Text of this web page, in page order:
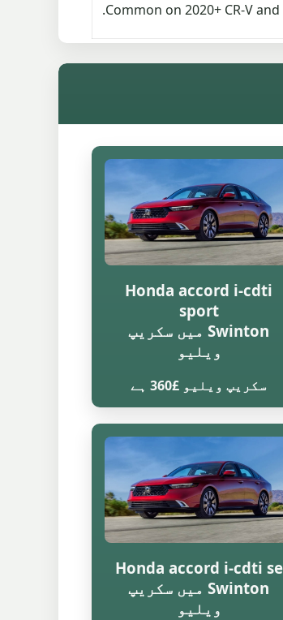
Common on 2020+ CR-V
Honda accord i-cdti
sport
Swinton میں سکریپ
ویلیو
سکریپ ویلیو £360 ہے
Honda accord i-cdti se
Swinton میں سکریپ
ویلیو